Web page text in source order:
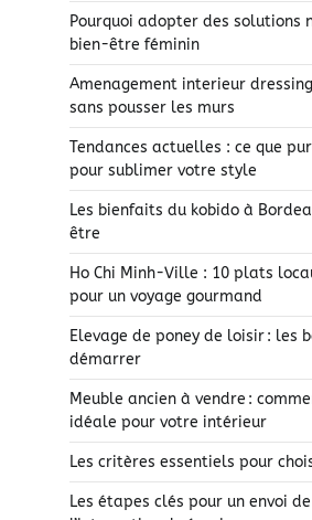
Pourquoi adopter des solutions
bien-être féminin
Amenagement interieur
sans pousser les murs
Tendances actuelles : ce que
pour sublimer votre style
Les bienfaits du kobido à
être
Ho Chi Minh-Ville : 10 plats
pour un voyage gourmand
Elevage de poney de loisir : les
démarrer
Meuble ancien à vendre :
idéale pour votre intérieur
Les critères essentiels pour
Les étapes clés pour un envoi